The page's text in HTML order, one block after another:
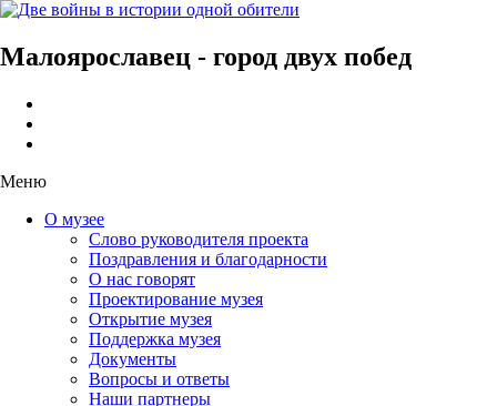
Малоярославец - город двух побед
Меню
О музее
Слово руководителя проекта
Поздравления и благодарности
О нас говорят
Проектирование музея
Открытие музея
Поддержка музея
Документы
Вопросы и ответы
Наши партнеры